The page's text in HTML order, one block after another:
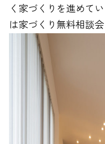
く家づくりを進めて
は家づくり無料相談